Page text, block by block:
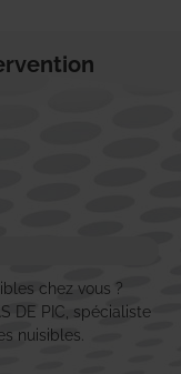
chez vous ?
DE PIC, spécialiste
nuisibles.